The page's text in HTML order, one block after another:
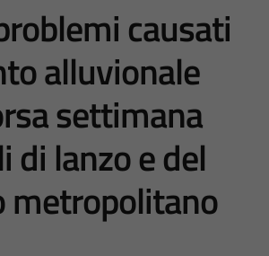
causati
alluvionale
settimana
di lanzo e del